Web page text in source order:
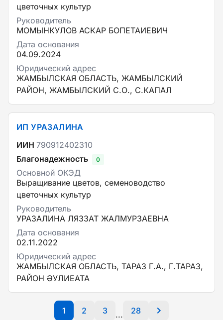
цветочных культур
Руководитель
МОМЫНКУЛОВ АСКАР БОПЕТАИЕВИЧ
Дата основания
04.09.2024
Юридический адрес
ЖАМБЫЛСКАЯ ОБЛАСТЬ, ЖАМБЫЛСКИЙ
РАЙОН, ЖАМБЫЛСКИЙ С.О., С.КАПАЛ
ИП УРАЗАЛИНА
ИИН 790912402310
Благонадежность
0
Основной ОКЭД
Выращивание цветов, семеноводство
цветочных культур
Руководитель
УРАЗАЛИНА ЛЯЗЗАТ ЖАЛМУРЗАЕВНА
Дата основания
02.11.2022
Юридический адрес
ЖАМБЫЛСКАЯ ОБЛАСТЬ, ТАРАЗ Г.А., Г.ТАРАЗ,
РАЙОН ӘУЛИЕАТА
1 2 3 ... 28